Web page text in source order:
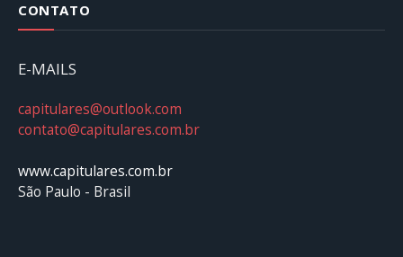
CONTATO
E-MAILS
capitulares@outlook.com
contato@capitulares.com.br
www.capitulares.com.br
São Paulo - Brasil